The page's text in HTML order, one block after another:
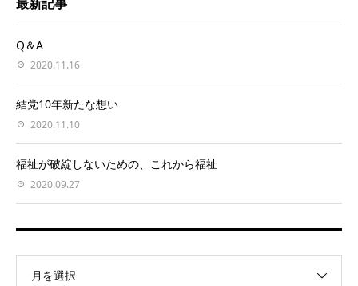
Q＆A
2020.11.16
結党10年新たな想い
2020.11.10
福祉が破綻しないための、これから福祉
2020.09.27
月を選択